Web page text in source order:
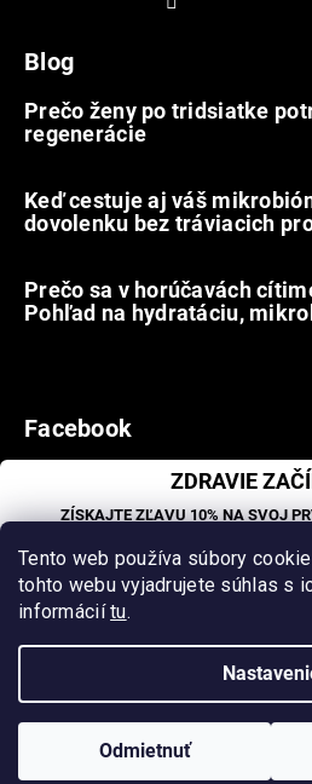
Tento web používa súbory
tohto webu vyjadrujete súhlas s
informácií tu.
Odmietnuť
Milí klienti, vzhľadom na vysoké letné
doručenie tovaru do Z-Boxov
tovaru zvoľte doručenie na výdajné
adresu. Za prípadné škody v takýchto
Blog
Prečo ženy po tridsiatke
regenerácie
Keď cestuje aj váš
dovolenku bez tráviacich
Prečo sa v horúčavách
Pohľad na hydratáciu,
Facebook
_
Copyright 2026Organic Oasis.
ZDRAVIE
ZÍSKAJTE ZĽAVU 10% NA SVOJ
Zľava sa nevzťahuje na už
CHCEM
Zásady spracovania